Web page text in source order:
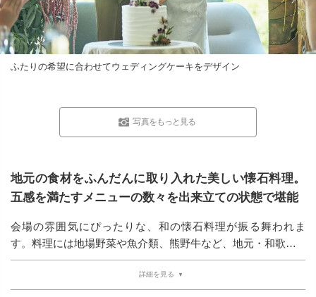
ふたりの希望に合わせてウェディングケーキをデザイン
写真をもっと見る
地元の食材をふんだんに取り入れた美しい懐石料理。
五感を満たすメニューの数々を出来立ての状態で堪能
会場の雰囲気にぴったりな、和の懐石料理が振る舞われま
す。料理には地場野菜や魚介類、熊野牛など、地元・和歌…
詳細を見る